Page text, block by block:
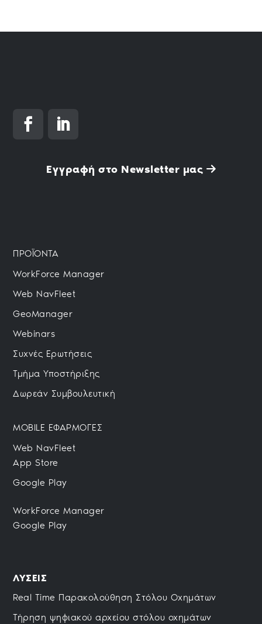
Εγγραφή στο Newsletter μας
ΠΡΟΪΟΝΤΑ
WorkForce Manager
Web NavFleet
GeoManager
Webinars
Συχνές Ερωτήσεις
Τμήμα Υποστήριξης
Δωρεάν Συμβουλευτική
MOBILE ΕΦΑΡΜΟΓΕΣ
Web NavFleet
App Store
Google Play
WorkForce Manager
Google Play
ΛΥΣΕΙΣ
Real Time Παρακολούθηση Στόλου Οχημάτων
Τήρηση ψηφιακού αρχείου στόλου οχημάτων